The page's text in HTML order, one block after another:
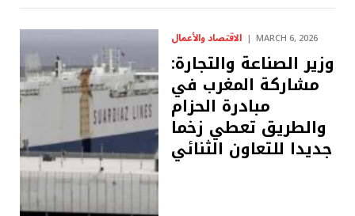
الاقتصاد والأعمال MARCH 6, 2026
وزير الصناعة والتجارة:
مشاركة المغرب في
مبادرة الحزام
والطريق تعطي زخما
جديدا للتعاون الثنائي